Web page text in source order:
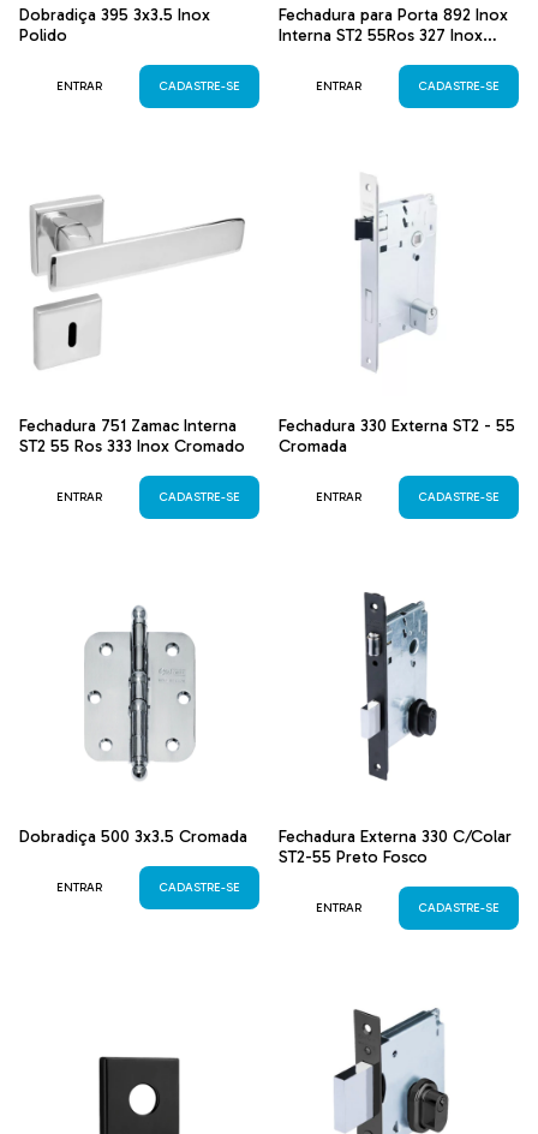
Dobradiça 395 3x3.5 Inox
Polido
ENTRAR CADASTRE-SE
Fechadura para Porta 892 Inox
Interna ST2 55Ros 327 Inox
ENTRAR CADASTRE-SE
Fechadura 751 Zamac Interna
ST2 55 Ros 333 Inox Cromado
ENTRAR CADASTRE-SE
Fechadura 330 Externa ST2 - 55
Cromada
ENTRAR CADASTRE-SE
Dobradiça 500 3x3.5 Cromada
ENTRAR CADASTRE-SE
Fechadura Externa 330 C/Colar
ST2-55 Preto Fosco
ENTRAR CADASTRE-SE